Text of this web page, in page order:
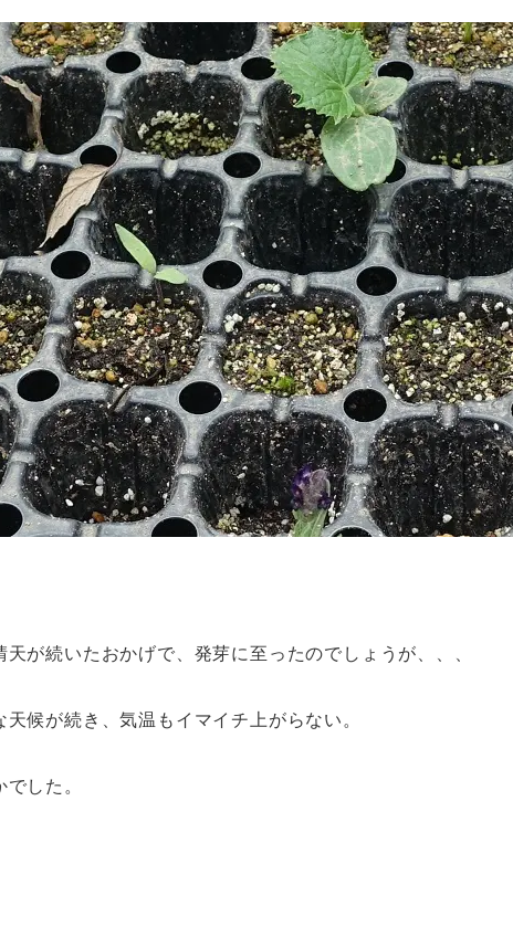
が続いたおかげで、発芽に至ったのでしょうが、、、
候が続き、気温もイマイチ上がらない。
した。